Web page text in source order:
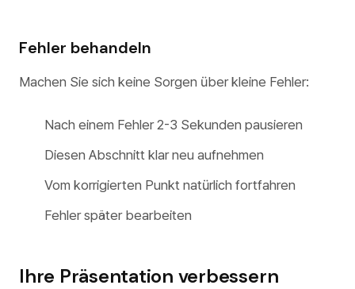
Fehler behandeln
Machen Sie sich keine Sorgen über kleine Fehler:
Nach einem Fehler 2-3 Sekunden pausieren
Diesen Abschnitt klar neu aufnehmen
Vom korrigierten Punkt natürlich fortfahren
Fehler später bearbeiten
Ihre Präsentation verbessern